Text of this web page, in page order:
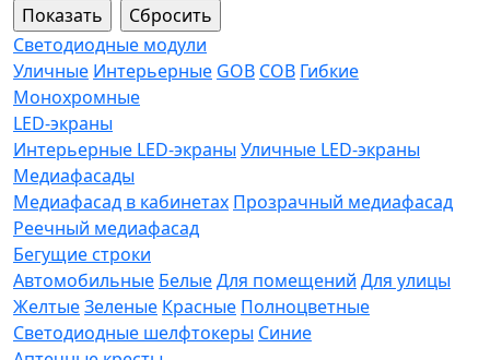
Светодиодные модули
Уличные Интерьерные GOB COB Гибкие
Монохромные
LED-экраны
Интерьерные LED-экраны Уличные LED-экраны
Медиафасады
Медиафасад в кабинетах Прозрачный медиафасад
Реечный медиафасад
Бегущие строки
Автомобильные БелыеДля помещений Для улицы
ЖелтыеЗеленые Красные Полноцветные
Светодиодные шелфтокеры Синие